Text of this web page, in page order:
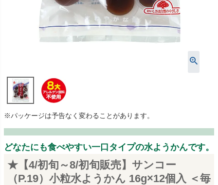
※パッケージは予告なく変わることがあります。
どなたにも食べやすい一口タイプの水ようかんです。
★【4/初旬～8/初旬販売】サンコー
（P.19）小粒水ようかん 16g×12個入 ＜毎